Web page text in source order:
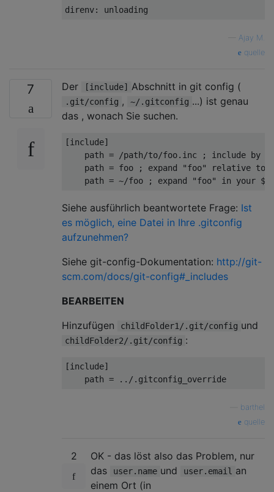
Ajay M.
quelle
7 Der [include] Abschnitt in git config (
.git/config , ~/.gitconfig ...) ist genau
das , wonach Sie suchen.
[include]
path = /path/to/foo.inc ; include by
path = foo ; expand "foo" relative to
Siehe ausführlich beantwortete Frage: Ist
es möglich, eine Datei in Ihre .gitconfig
aufzunehmen?
Siehe git-config-Dokumentation: http://git-
scm.com/docs/git-config#_includes
BEARBEITEN
Hinzufügen
childFolder1/.git/config und
childFolder2/.git/config :
[include]
barthel
quelle
2
OK - das löst also das Problem, nur
das
user.name und user.email an
einem Ort (in